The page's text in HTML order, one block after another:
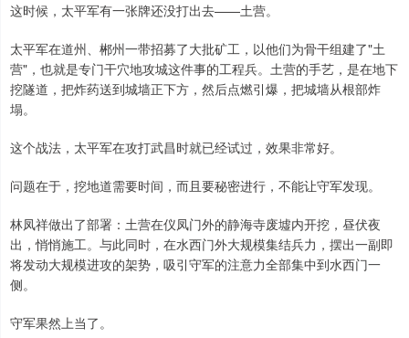
这时候，太平军有一张牌还没打出去——土营。
太平军在道州、郴州一带招募了大批矿工，以他们为骨干组建了"土
营"，也就是专门干穴地攻城这件事的工程兵。土营的手艺，是在地下
挖隧道，把炸药送到城墙正下方，然后点燃引爆，把城墙从根部炸
塌。
这个战法，太平军在攻打武昌时就已经试过，效果非常好。
问题在于，挖地道需要时间，而且要秘密进行，不能让守军发现。
林凤祥做出了部署：土营在仪凤门外的静海寺废墟内开挖，昼伏夜
出，悄悄施工。与此同时，在水西门外大规模集结兵力，摆出一副即
将发动大规模进攻的架势，吸引守军的注意力全部集中到水西门一
侧。
守军果然上当了。